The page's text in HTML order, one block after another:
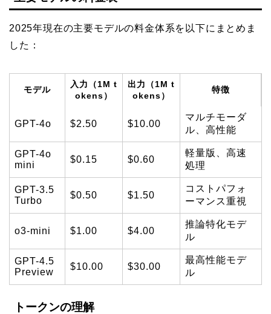
2025年現在の主要モデルの料金体系を以下にまとめま
した：
モデル
入力（1M t
okens）
出力（1M t
okens）
特徴
GPT-4o $2.50 $10.00
マルチモーダ
ル、高性能
GPT-4o
mini
$0.15 $0.60
軽量版、高速
処理
GPT-3.5
Turbo
$0.50 $1.50
コストパフォ
ーマンス重視
o3-mini $1.00 $4.00
推論特化モデ
ル
GPT-4.5
Preview
$10.00 $30.00
最高性能モデ
ル
トークンの理解